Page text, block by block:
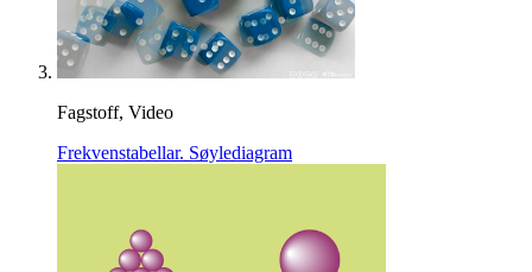
Fagstoff, Video
Frekvenstabellar. Søylediagram